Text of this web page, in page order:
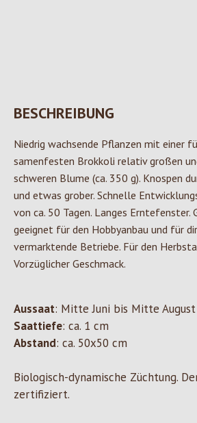
BESCHREIBUNG
Niedrig wachsende Pflanzen mit einer
samenfesten Brokkoli relativ großen
schweren Blume (ca. 350 g). Knospen
und etwas grober. Schnelle
von ca. 50 Tagen. Langes Erntefenster.
geeignet für den Hobbyanbau und für
vermarktende Betriebe. Für den
Vorzüglicher Geschmack.
Aussaat: Mitte Juni bis Mitte August
Saattiefe: ca. 1 cm
Abstand: ca. 50x50 cm
Biologisch-dynamische Züchtung.
zertifiziert.